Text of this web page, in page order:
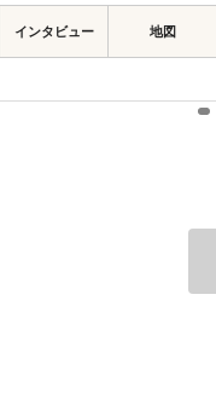
インタビュー 地図